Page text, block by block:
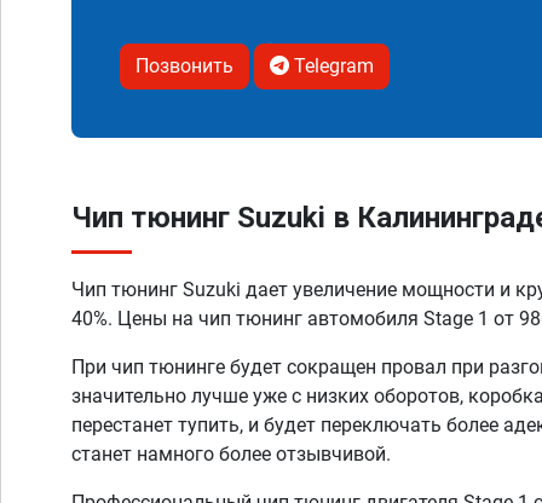
Позвонить Telegram
Чип тюнинг Suzuki в
Чип тюнинг Suzuki дает увеличение мощности и
40%. Цены на чип тюнинг автомобиля Stage 1 от
При чип тюнинге будет сокращен провал при
значительно лучше уже с низких оборотов,
перестанет тупить, и будет переключать более
станет намного более отзывчивой.